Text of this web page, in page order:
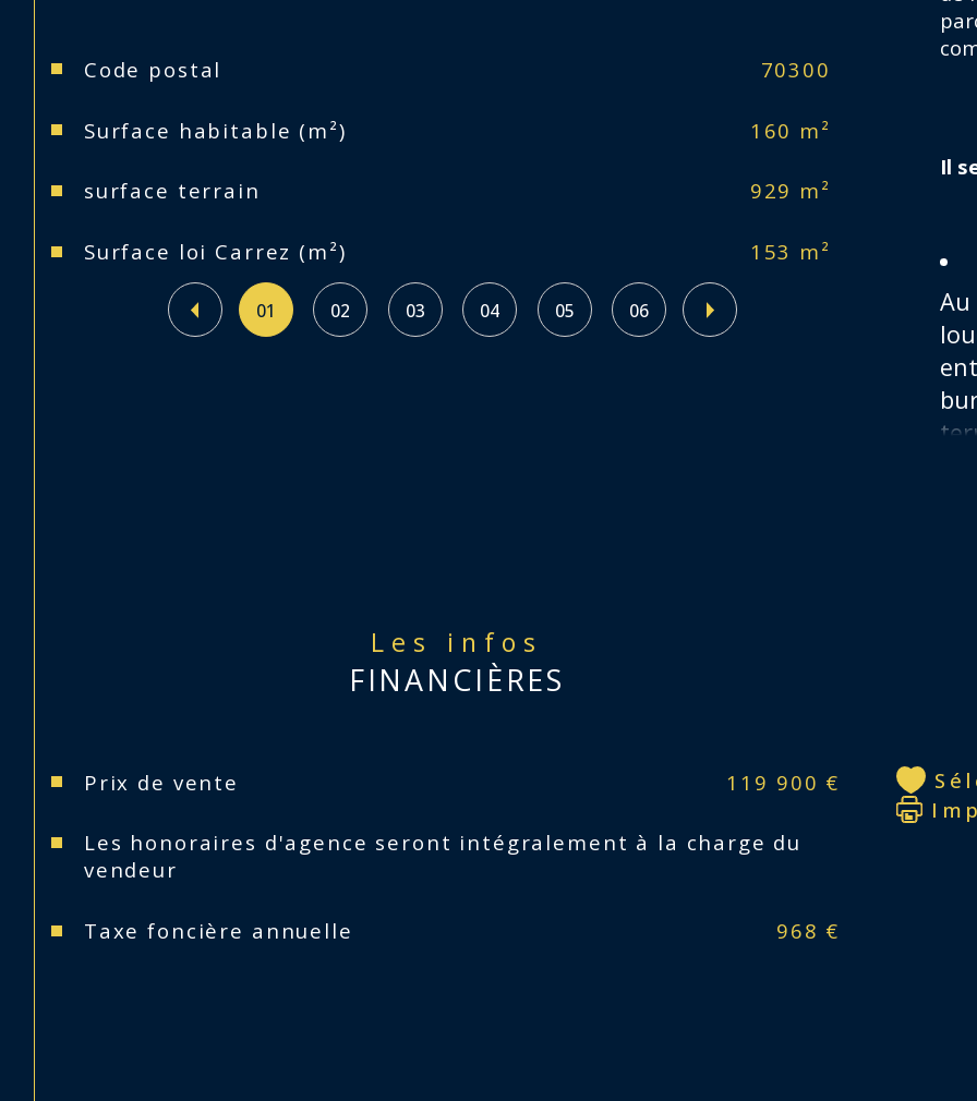
Caractéristiques Valeurs
Code postal 70300
Surface habitable (m²) 160 m²
surface terrain 929 m²
Surface loi Carrez (m²) 153 m²
01 02 03 04 05 06
Il
Au
Les infos
FINANCIÈRES
Prix de vente 119 900 €
Les honoraires d'agence seront intégralement à la charge du
vendeur
Taxe foncière annuelle 968 €